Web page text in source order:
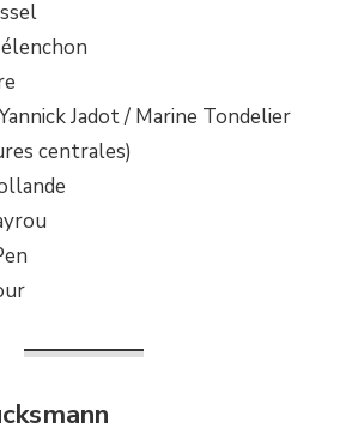
Jadot / Marine Tondelier
centrales)